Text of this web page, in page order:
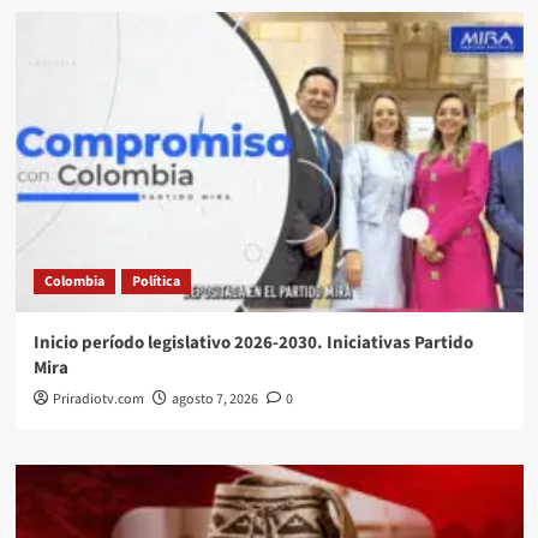
Colombia Política
Inicio período legislativo 2026-2030. Iniciativas Partido
Mira
Priradiotv.com agosto 7, 2026 0